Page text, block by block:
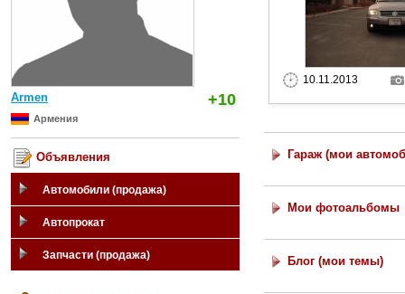
Armen +10
Армения
Объявления
Автомобили (продажа)
Автопрокат
Запчасти (продажа)
10.11.2013
Гараж (мои
Мои фотоальбомы
Блог (мои темы)